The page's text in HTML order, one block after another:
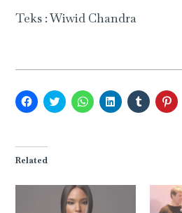
Teks : Wiwid Chandra
Click
to
(Opens
new
Click
to
Click
to
Click
to
Click
to to
Related